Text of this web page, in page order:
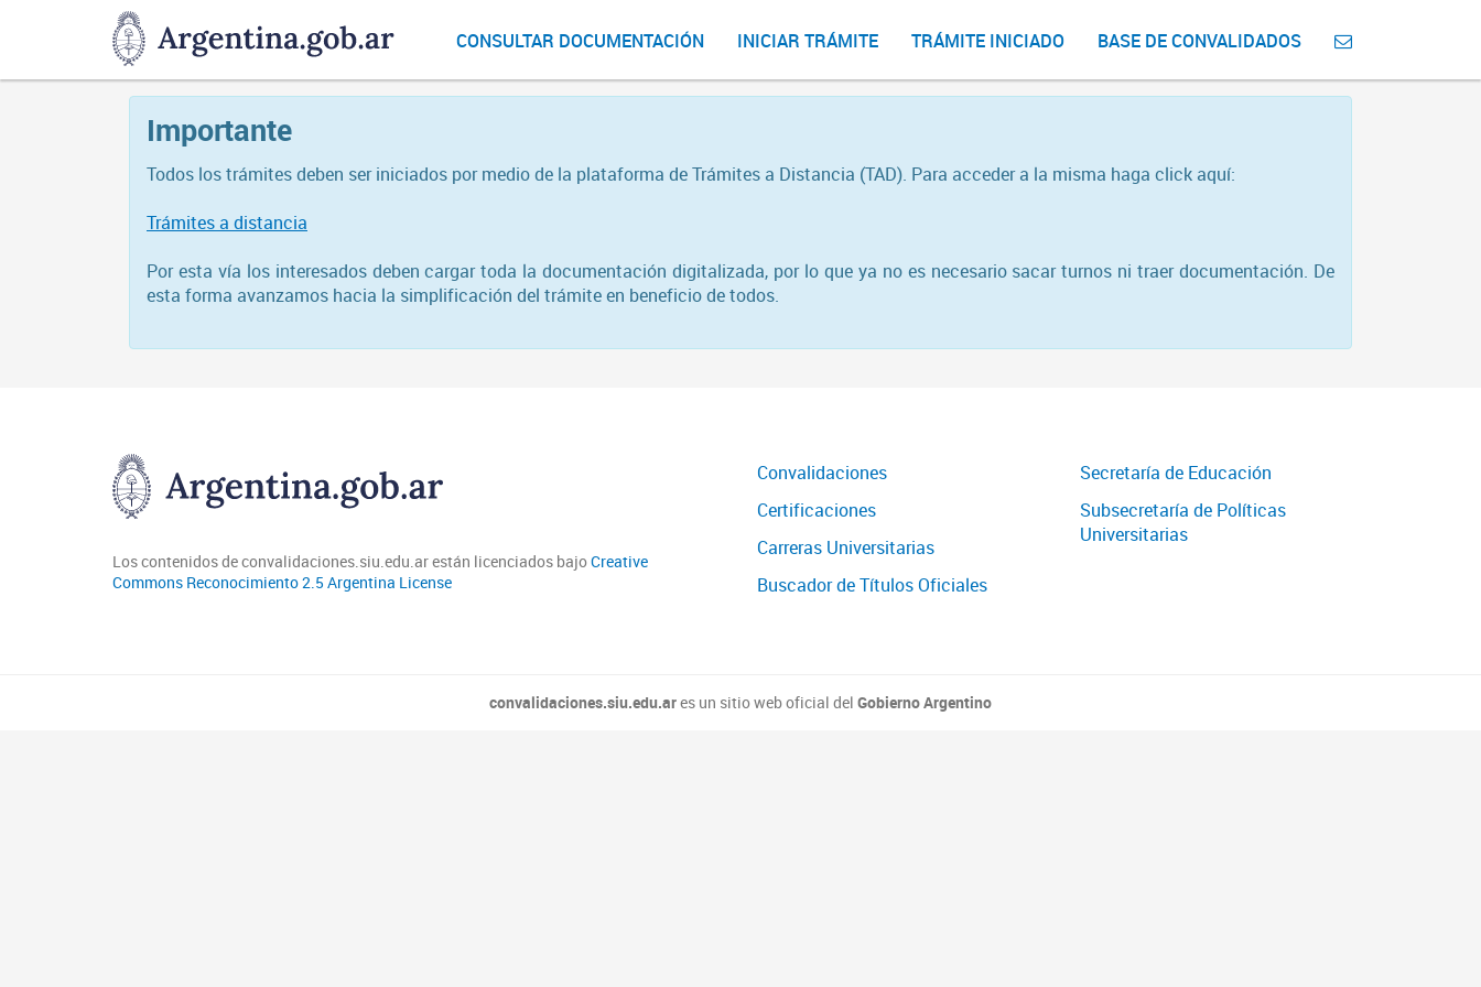
DNGU
Dirección
Nacional
de
Gestión
Universitaria
CONSULTAR DOCUMENTACIÓN INICIAR TRÁMITE TRÁMITE INICIADO BASE DE CONVALIDADOS
Importante
Todos los trámites deben ser iniciados por medio de la plataforma de Trámites a Distancia (TAD). Para acceder a la misma haga click aquí:
Trámites a distancia
Por esta vía los interesados deben cargar toda la documentación digitalizada, por lo que ya no es necesario sacar turnos ni traer documentación. De
esta forma avanzamos hacia la simplificación del trámite en beneficio de todos.
Los contenidos de convalidaciones.siu.edu.ar están licenciados bajoCreative
Commons Reconocimiento 2.5 Argentina License
Convalidaciones
Certificaciones
Carreras Universitarias
Buscador de Títulos Oficiales
Secretaría de Educación
Subsecretaría de Políticas
Universitarias
convalidaciones.siu.edu.ares un sitio web oficial del Gobierno Argentino